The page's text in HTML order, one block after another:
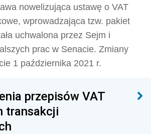
nowelizująca ustawę o VAT
wprowadzająca tzw. pakiet
uchwalona przez Sejm i
prac w Senacie. Zmiany
1 października 2021 r.
przepisów VAT
transakcji